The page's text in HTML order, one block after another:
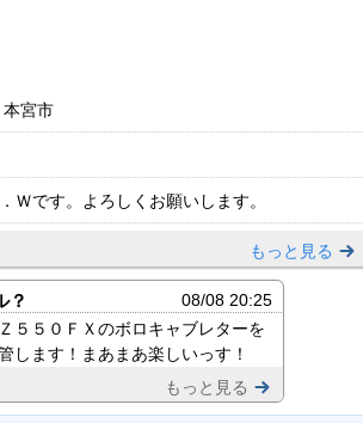
本宮市
．Ｗです。よろしくお願いします。
もっと見る
？
08/08 20:25
５５０ＦＸのボロキャブレターを
します！まあまあ楽しいっす！
もっと見る